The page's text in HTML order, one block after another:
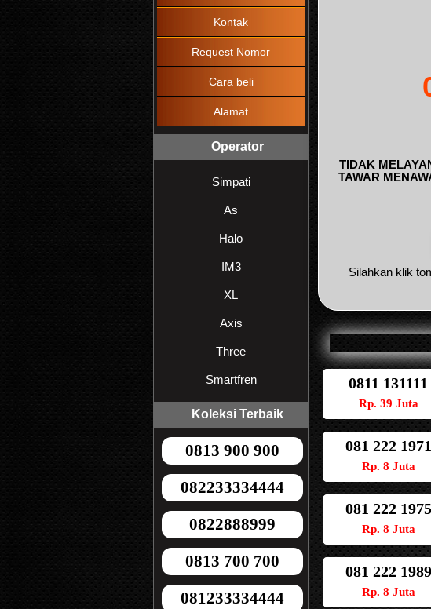
Kontak
Request Nomor
Cara beli
Alamat
Operator
Simpati
As
Halo
IM3
XL
Axis
Three
Smartfren
Koleksi Terbaik
0813 900 900
082233334444
0822888999
0813 700 700
081233334444
TIDAK
TAWAR
Silahkan klik
0811 131111
Rp. 39 Juta
081 222 1971
Rp. 8 Juta
081 222 1975
Rp. 8 Juta
081 222 1989
Rp. 8 Juta